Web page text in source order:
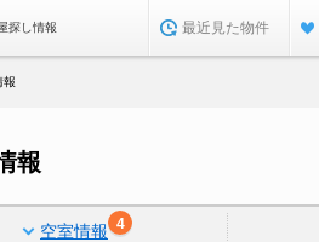
探し情報 最近見た物件
報
報
空室情報 4